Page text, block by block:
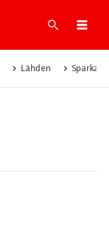
Suche
Lähden